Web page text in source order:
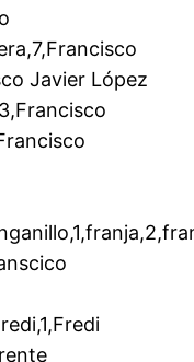
Javier López